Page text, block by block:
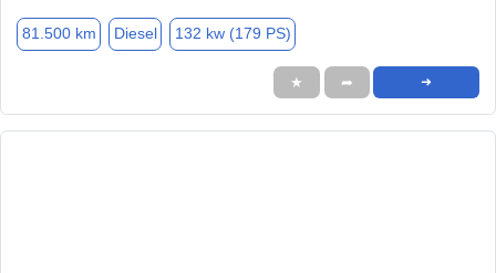
81.500 km Diesel 132 kw (179 PS)
★ ➦ ➜